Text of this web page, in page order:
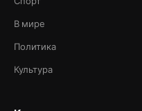
В мире
Политика
Культура